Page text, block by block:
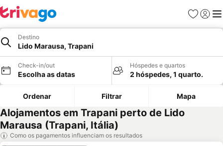
Favoritos
Iniciar
Destino
Lido Marausa, Trapani
Check-in/out
Escolha as datas
Hóspedes e quartos
2 hóspedes, 1 quarto.
Ordenar Filtrar Mapa
Alojamentos em Trapani perto de Lido
Marausa (Trapani, Itália)
Como os pagamentos influenciam os resultados